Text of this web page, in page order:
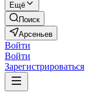
Ещё
Поиск
Арсеньев
Войти
Войти
Зарегистрироваться